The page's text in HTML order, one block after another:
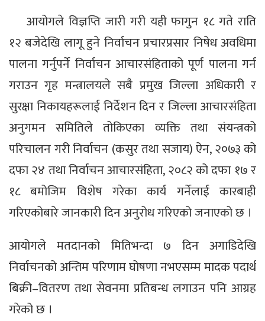
आयोगले विज्ञप्ति जारी गरी यही फागुन १८ गते राति
१२ बजेदेखि लागू हुने निर्वाचन प्रचारप्रसार निषेध अवधिमा
पालना गर्नुपर्ने निर्वाचन आचारसंहिताको पूर्ण पालना गर्न
गराउन गृह मन्त्रालयले सबै प्रमुख जिल्ला अधिकारी र
सुरक्षा निकायहरूलाई निर्देशन दिन र जिल्ला आचारसंहिता
अनुगमन समितिले तोकिएका व्यक्ति तथा संयन्त्रको
परिचालन गरी निर्वाचन (कसुर तथा सजाय) ऐन, २०७३ को
दफा २४ तथा निर्वाचन आचारसंहिता, २०८२ को दफा १७ र
१८ बमोजिम विशेष गरेका कार्य गर्नेलाई कारबाही
गरिएकोबारे जानकारी दिन अनुरोध गरिएको जनाएको छ ।
आयोगले मतदानको मितिभन्दा ७ दिन अगाडिदेखि
निर्वाचनको अन्तिम परिणाम घोषणा नभएसम्म मादक पदार्थ
बिक्री–वितरण तथा सेवनमा प्रतिबन्ध लगाउन पनि आग्रह
गरेको छ ।